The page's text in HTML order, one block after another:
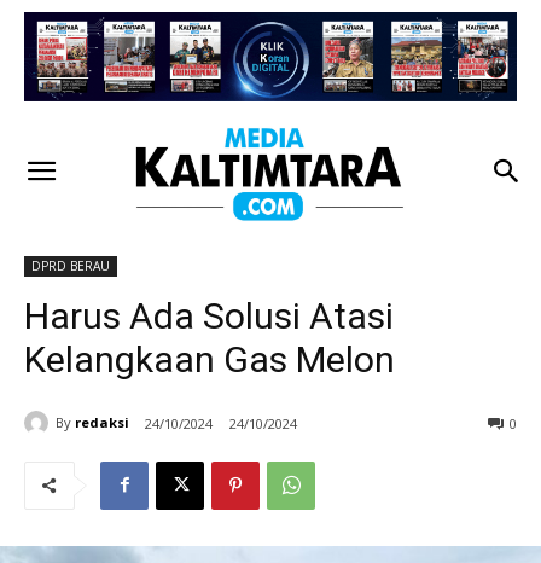
DPRD BERAU
Harus Ada Solusi Atasi
Kelangkaan Gas Melon
By redaksi 24/10/2024 24/10/2024 0